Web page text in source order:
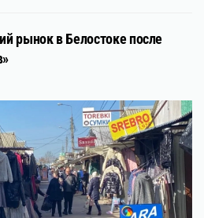
рынок в Белостоке после